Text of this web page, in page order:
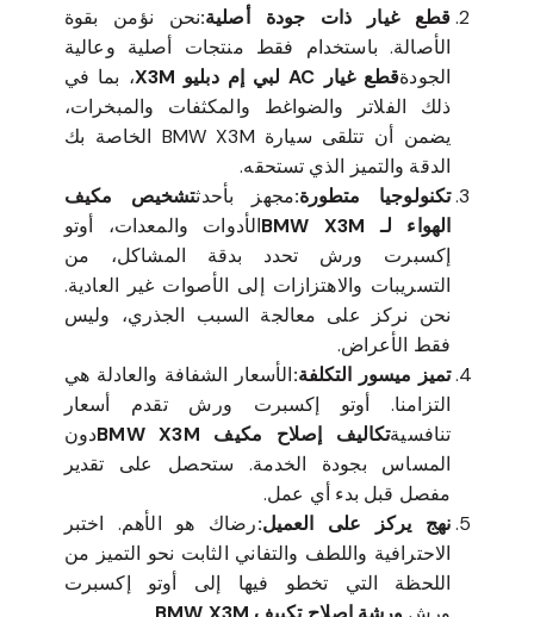
قطع غيار ذات جودة أصلية:نحن نؤمن بقوة
الأصالة. باستخدام فقط منتجات أصلية وعالية
الجودةقطع غيار AC لبي إم دبليو X3M
، بما في
ذلك الفلاتر والضواغط والمكثفات والمبخرات،
يضمن أن تتلقى سيارة BMW X3M الخاصة بك
الدقة والتميز الذي تستحقه.
تكنولوجيا متطورة:مجهز بأحدثتشخيص مكيف
الهواء لـ BMW X3M
الأدوات والمعدات، أوتو
إكسبرت ورش تحدد بدقة المشاكل، من
التسريبات والاهتزازات إلى الأصوات غير العادية.
نحن نركز على معالجة السبب الجذري، وليس
فقط الأعراض.
تميز ميسور التكلفة:الأسعار الشفافة والعادلة هي
التزامنا. أوتو إكسبرت ورش تقدم أسعار
تنافسيةتكاليف إصلاح مكيف BMW X3M
دون
المساس بجودة الخدمة. ستحصل على تقدير
مفصل قبل بدء أي عمل.
نهج يركز على العميل:رضاك هو الأهم. اختبر
الاحترافية واللطف والتفاني الثابت نحو التميز من
اللحظة التي تخطو فيها إلى أوتو إكسبرت